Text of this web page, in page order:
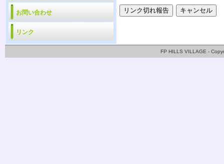
お問い合わせ
リンク
FP HILLS VILLAGE -